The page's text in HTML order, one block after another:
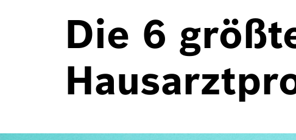
Die 6